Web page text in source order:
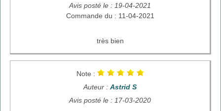
Avis posté le : 19-04-2021
Commande du : 11-04-2021
très bien
Note :
Auteur : Astrid S
Avis posté le : 17-03-2020